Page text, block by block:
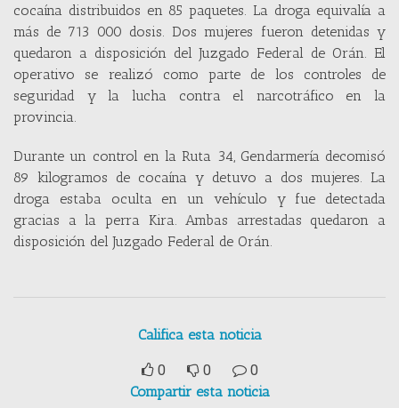
cocaína distribuidos en 85 paquetes. La droga equivalía a
más de 713 000 dosis. Dos mujeres fueron detenidas y
quedaron a disposición del Juzgado Federal de Orán. El
operativo se realizó como parte de los controles de
seguridad y la lucha contra el narcotráfico en la
provincia.
Durante un control en la Ruta 34, Gendarmería decomisó
89 kilogramos de cocaína y detuvo a dos mujeres. La
droga estaba oculta en un vehículo y fue detectada
gracias a la perra Kira. Ambas arrestadas quedaron a
disposición del Juzgado Federal de Orán.
Califica esta noticia
0 0
0
Compartir esta noticia